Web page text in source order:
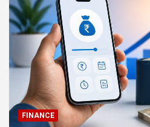
FINANCE